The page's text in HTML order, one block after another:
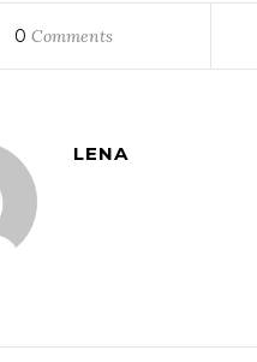
0 Comments
LENA